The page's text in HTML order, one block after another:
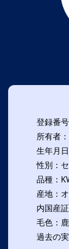
登録番
所有者
生年月
性別：
品種：
産地：
内国産
毛色：
過去の実